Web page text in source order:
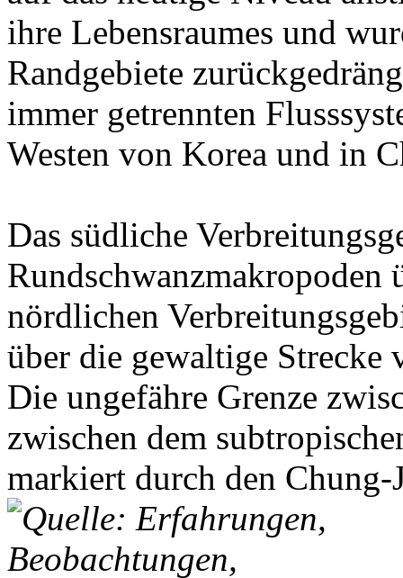
ihre Lebensraumes und
Randgebiete
immer getrennten
Westen von Korea und in
Das südliche
Rundschwanzmakropoden
nördlichen
über die gewaltige Strecke
Die ungefähre Grenze
zwischen dem
markiert durch den Chung-